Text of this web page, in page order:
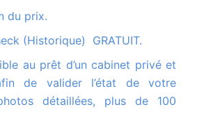
du prix.
(Historique) GRATUIT.
de valider l’état de votre
détaillées, plus de 100